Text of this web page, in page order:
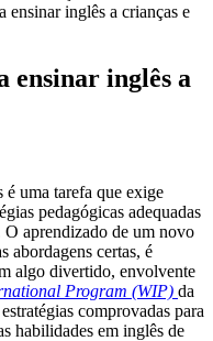
ensinar inglês a crianças e
ensinar inglês a
é uma tarefa que exige
pedagógicas adequadas
O aprendizado de um novo
abordagens certas, é
algo divertido, envolvente
Program (WIP) da
comprovadas para
habilidades em inglês de